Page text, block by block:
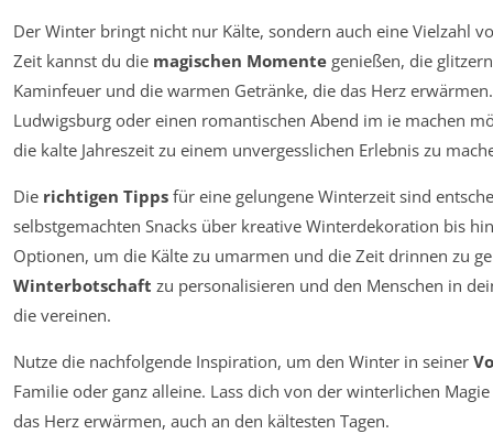
Der Winter bringt nicht nur Kälte, sondern auch eine Vielzahl
Zeit kannst du die magischen Momente genießen, die
Kaminfeuer und die warmen Getränke, die das Herz
Ludwigsburg oder einen romantischen Abend im ie machen
die kalte Jahreszeit zu einem unvergesslichen Erlebnis zu
Die richtigen Tipps für eine gelungene Winterzeit sind
selbstgemachten Snacks über kreative Winterdekoration bis
Optionen, um die Kälte zu umarmen und die Zeit drinnen zu
Winterbotschaft zu personalisieren und den Menschen in
die vereinen.
Nutze die nachfolgende Inspiration, um den Winter in seiner
Familie oder ganz alleine. Lass dich von der winterlichen
das Herz erwärmen, auch an den kältesten Tagen.